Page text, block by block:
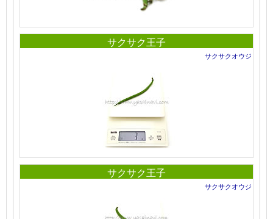
サクサク王子
サクサクオウジ
サクサク王子
サクサクオウジ